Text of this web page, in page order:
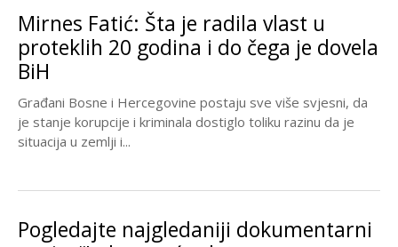
Mirnes Fatić: Šta je radila vlast u
proteklih 20 godina i do čega je dovela
BiH
Građani Bosne i Hercegovine postaju sve više svjesni, da
je stanje korupcije i kriminala dostiglo toliku razinu da je
situacija u zemlji i...
Pogledajte najgledaniji dokumentarni